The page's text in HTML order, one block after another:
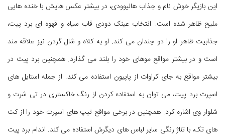
این بازیگر خوش نام و جذاب هالیوودی، در بیشتر عکس هایش با خنده هایی
ملیح ظاهر شده است. انتخاب عینک دودی قاب سیاه و قهوه ای برد پیت،
جذابیت ظاهر او را دو چندان می کند. او به کلاه و شال گردن نیز علاقه مند
است و در بیشتر مواقع موهای خود را بلند می گذارد. همچنین برد پیت در
بیشتر مواقع به جای کراوات از پاپیون استفاده می کند. از جمله استایل های
اسپرت برد پیت، می توان به استفاده کردن از رنگ خاکستری در تی شرت و
شلوار وی اشاره کرد. همچنین در برخی مواقع تیپ های اسپرت خود را از کت
های تک، با تناژ رنگی سایر لباس های دیگرش استفاده می کند. اندام برد پیت